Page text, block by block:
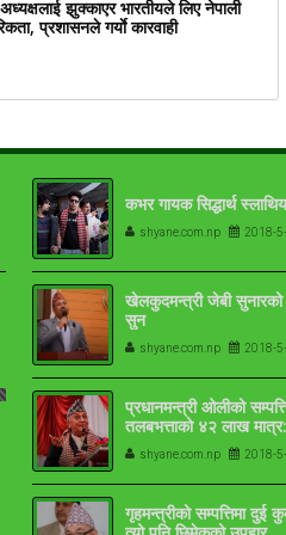
झुक्काएर भारतीयले लिए नेपाली
प्रशासनले गर्याे कारवाही
कभर गायक सिद्धार्थ
shyane.com.np 2018-
खेलकुदमन्त्री जेबी सुनारको
सुन
shyane.com.np 2018-
प्रधानमन्त्री ओलीको
तलबभत्ताको ४२ लाख
१७-१८ तोला
shyane.com.np 2018-
गृहमन्त्रीको सम्पत्तिमा दुई